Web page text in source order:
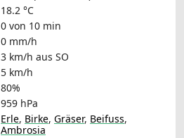
18.2 °C
0 von 10 min
0 mm/h
3 km/h aus SO
5 km/h
80%
959 hPa
Erle, Birke, Gräser, Beifuss,
Ambrosia